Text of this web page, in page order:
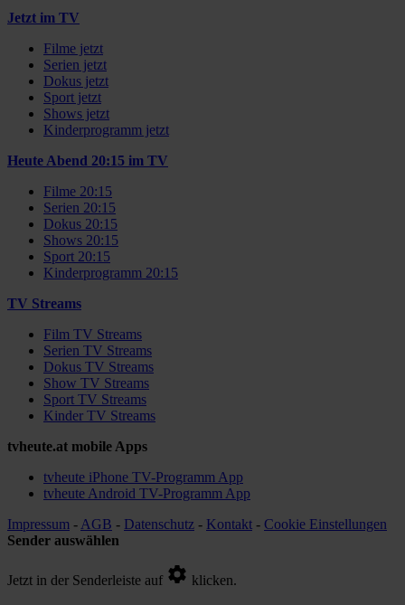
Jetzt im TV
Filme jetzt
Serien jetzt
Dokus jetzt
Sport jetzt
Shows jetzt
Kinderprogramm jetzt
Heute Abend 20:15 im TV
Filme 20:15
Serien 20:15
Dokus 20:15
Shows 20:15
Sport 20:15
Kinderprogramm 20:15
TV Streams
Film TV Streams
Serien TV Streams
Dokus TV Streams
Show TV Streams
Sport TV Streams
Kinder TV Streams
tvheute.at mobile Apps
tvheute iPhone TV-Programm App
tvheute Android TV-Programm App
Impressum - AGB - Datenschutz - Kontakt - Cookie Einstellungen
Sender auswählen
Jetzt in der Senderleiste auf
klicken.